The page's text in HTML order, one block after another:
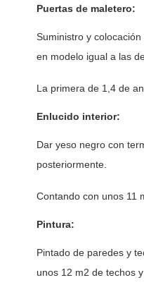
Puertas de maletero:
Suministro y
en modelo igual a las
La primera de 1,4 de
Enlucido interior:
Dar yeso negro con
posteriormente.
Contando con unos 11
Pintura:
Pintado de paredes y
unos 12 m2 de techos